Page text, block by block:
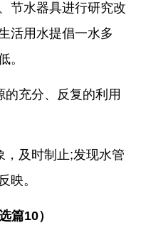
节水器具进行研究改
活用水提倡一水多
。
充分、反复的利用
，及时制止;发现水管
映。
篇10）